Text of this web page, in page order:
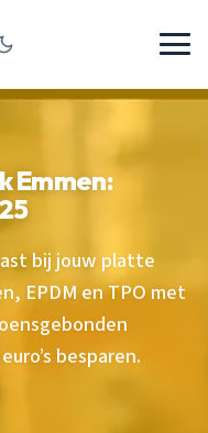
Emmen:
bij jouw platte
EPDM en TPO met
besparen.